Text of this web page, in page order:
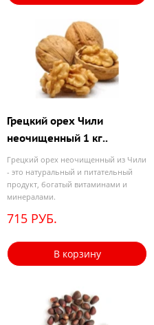
Грецкий орех Чили
неочищенный 1 кг..
Грецкий орех неочищенный из Чили
- это натуральный и питательный
продукт, богатый витаминами и
минералами.
715 РУБ.
В корзину